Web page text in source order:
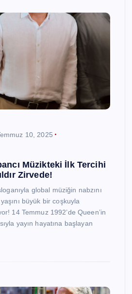
10, 2025
Müzikteki İlk Tercihi
Zirvede!
global müziğin nabzını
büyük bir coşkuyla
14 Temmuz 1992’de Queen’in
yayın hayatına başlayan